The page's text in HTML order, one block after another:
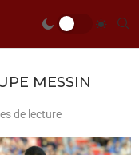
MESSIN
de lecture